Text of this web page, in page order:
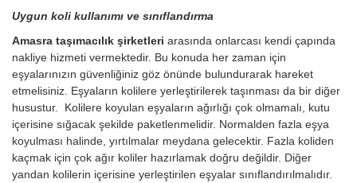
Uygun koli kullanımı ve sınıflandırma
Amasra taşımacılık şirketleri arasında onlarcası kendi çapında
nakliye hizmeti vermektedir. Bu konuda her zaman için
eşyalarınızın güvenliğiniz göz önünde bulundurarak hareket
etmelisiniz. Eşyaların kolilere yerleştirilerek taşınması da bir diğer
husustur. Kolilere koyulan eşyaların ağırlığı çok olmamalı, kutu
içerisine sığacak şekilde paketlenmelidir. Normalden fazla eşya
koyulması halinde, yırtılmalar meydana gelecektir. Fazla koliden
kaçmak için çok ağır koliler hazırlamak doğru değildir. Diğer
yandan kolilerin içerisine yerleştirilen eşyalar sınıflandırılmalıdır.